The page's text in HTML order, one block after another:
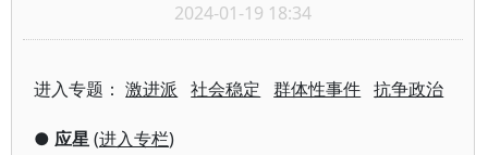
2024-01-19 18:34
进入专题：激进派 社会稳定 群体性事件 抗争政治
● 应星(进入专栏)